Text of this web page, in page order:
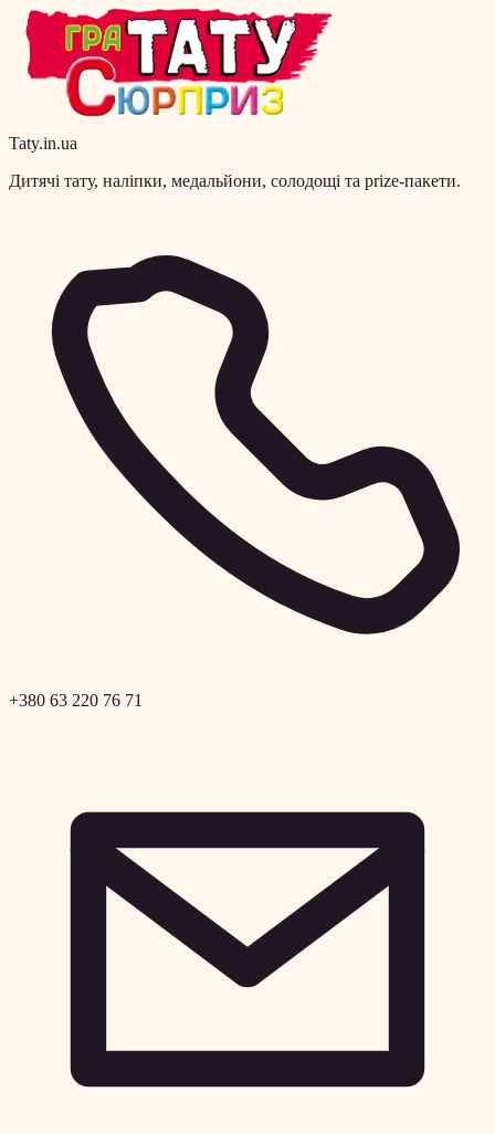
Taty.in.ua
Дитячі тату, наліпки, медальйони, солодощі та prize-пакети.
+380 63 220 76 71